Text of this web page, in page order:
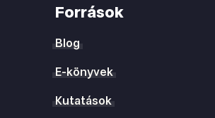
Források
Blog
E-könyvek
Kutatások